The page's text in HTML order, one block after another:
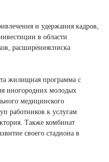
и удержания кадров,
в области
расширениясписка
жилищная программа с
иногородних молодых
медицинского
работников к услугам
Также комбинат
своего стадиона в